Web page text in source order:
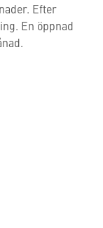
Efter
En öppnad